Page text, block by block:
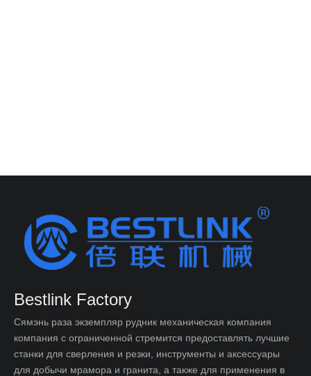
Bestlink Factory
Сямэнь раза экземпляр рудник механическая компания
компания с ограниченной стремится предоставлять лучшие
станки для сверления и резки, инструменты и аксессуары
для добычи мрамора и гранита, а также для применения в